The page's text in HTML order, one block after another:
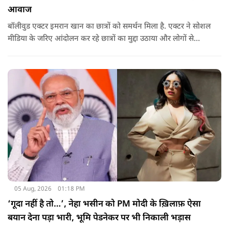
आवाज
बॉलीवुड एक्टर इमरान खान का छात्रों को समर्थन मिला है. एक्टर ने सोशल
मीडिया के जरिए आंदोलन कर रहे छात्रों का मुद्दा उठाया और लोगों से
05 Aug, 2026 01:18 PM
‘गूदा नहीं है तो…’, नेहा भसीन को PM मोदी के ख़िलाफ़ ऐसा
बयान देना पड़ा भारी, भूमि पेडनेकर पर भी निकाली भड़ास